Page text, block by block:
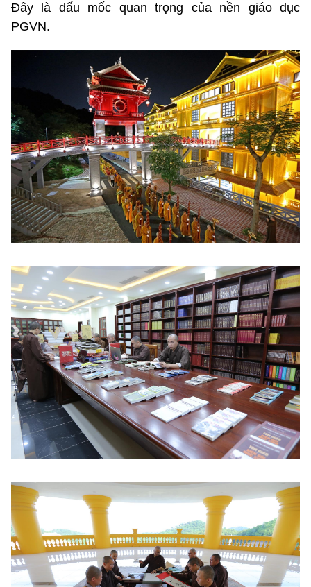
Đây là dấu mốc quan trọng của nền giáo dục
PGVN.